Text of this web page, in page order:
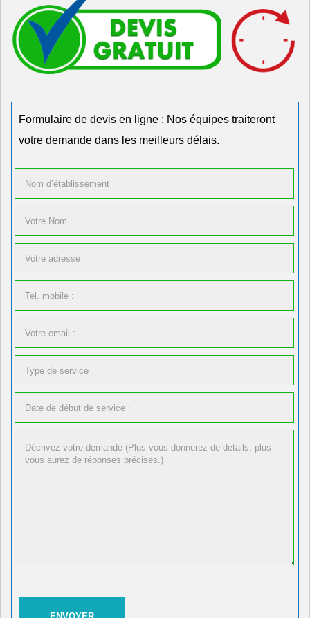
Formulaire de devis en ligne : Nos équipes traiteront
votre demande dans les meilleurs délais.